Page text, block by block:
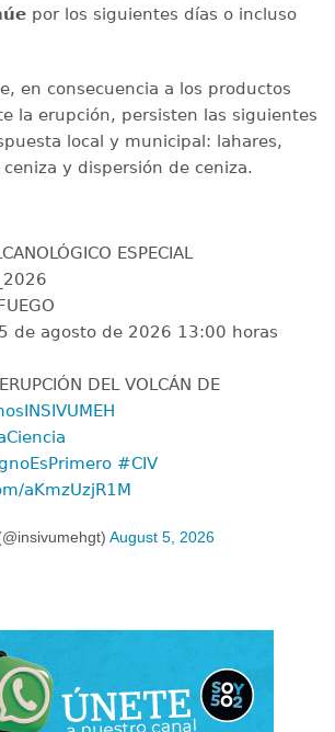
por los siguientes días o incluso
en consecuencia a los productos
la erupción, persisten las siguientes
local y municipal: lahares,
y dispersión de ceniza.
ESPECIAL
de agosto de 2026 13:00 horas
DEL VOLCÁN DE
#CIV
aKmzUzjR1M
August 5, 2026